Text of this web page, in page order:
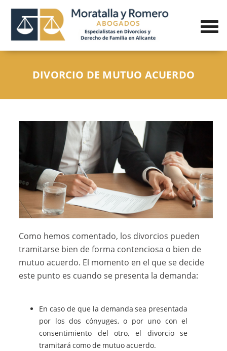
DIVORCIO DE MUTUO ACUERDO
Como hemos comentado, los divorcios pueden
tramitarse bien de forma contenciosa o bien de
mutuo acuerdo. El momento en el que se decide
este punto es cuando se presenta la demanda:
En caso de que la demanda sea presentada
por los dos cónyuges, o por uno con el
consentimiento del otro, el divorcio se
tramitará como de mutuo acuerdo.